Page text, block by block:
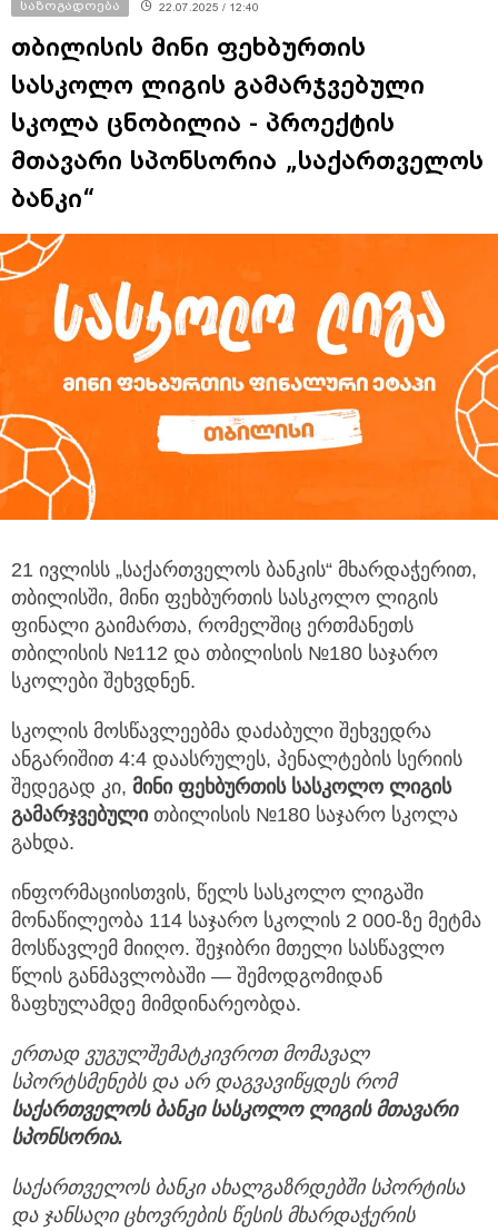
საზოგადოება 22.07.2025 / 12:40
თბილისის მინი ფეხბურთის
სასკოლო ლიგის გამარჯვებული
სკოლა ცნობილია - პროექტის
მთავარი სპონსორია „საქართველოს
ბანკი“
21 ივლისს „საქართველოს ბანკის“ მხარდაჭერით,
თბილისში, მინი ფეხბურთის სასკოლო ლიგის
ფინალი გაიმართა, რომელშიც ერთმანეთს
თბილისის №112 და თბილისის №180 საჯარო
სკოლები შეხვდნენ.
სკოლის მოსწავლეებმა დაძაბული შეხვედრა
ანგარიშით 4:4 დაასრულეს, პენალტების სერიის
შედეგად კი, მინი ფეხბურთის სასკოლო ლიგის
გამარჯვებულითბილისის №180 საჯარო სკოლა
გახდა.
ინფორმაციისთვის, წელს სასკოლო ლიგაში
მონაწილეობა 114 საჯარო სკოლის 2 000-ზე მეტმა
მოსწავლემ მიიღო. შეჯიბრი მთელი სასწავლო
წლის განმავლობაში — შემოდგომიდან
ზაფხულამდე მიმდინარეობდა.
ერთად ვუგულშემატკივროთ მომავალ
სპორტსმენებს და არ დაგვავიწყდეს რომ
საქართველოს ბანკი სასკოლო ლიგის მთავარი
სპონსორია.
საქართველოს ბანკი ახალგაზრდებში სპორტისა
და ჯანსაღი ცხოვრების წესის მხარდაჭერის